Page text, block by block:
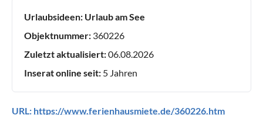
Urlaubsideen: Urlaub am See
Objektnummer: 360226
Zuletzt aktualisiert:06.08.2026
Inserat online seit: 5 Jahren
URL: https://www.ferienhausmiete.de/360226.htm